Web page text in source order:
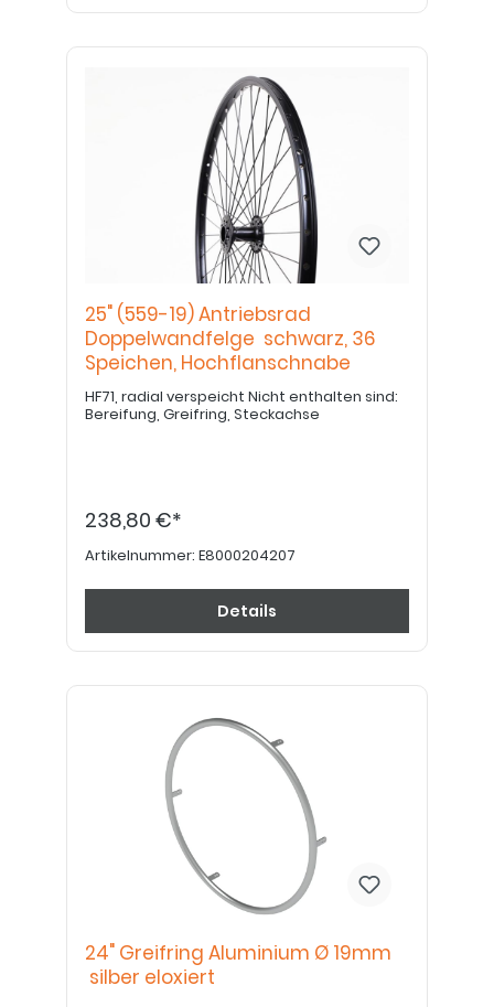
25" (559-19) Antriebsrad
Doppelwandfelge schwarz, 36
Speichen, Hochflanschnabe
HF71, radial verspeicht Nicht enthalten sind:
Bereifung, Greifring, Steckachse
238,80 €*
Artikelnummer: E8000204207
Details
24" Greifring Aluminium Ø 19mm
silber eloxiert